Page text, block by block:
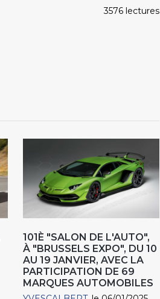
3576 lectures
101È "SALON DE L'AUTO",
À "BRUSSELS EXPO", DU 10
AU 19 JANVIER, AVEC LA
PARTICIPATION DE 69
MARQUES AUTOMOBILES